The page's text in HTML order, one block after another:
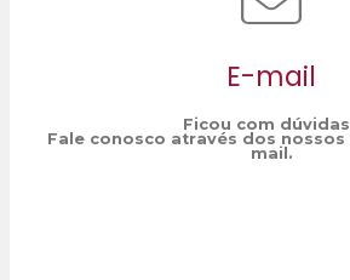
E-mail
Ficou com
Fale conosco através dos
mail.